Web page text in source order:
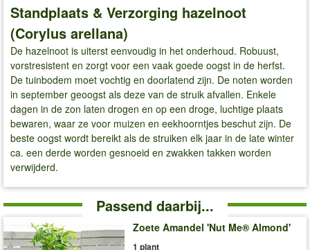
Standplaats & Verzorging hazelnoot
(Corylus arellana)
De hazelnoot is uiterst eenvoudig in het onderhoud. Robuust,
vorstresistent en zorgt voor een vaak goede oogst in de herfst.
De tuinbodem moet vochtig en doorlatend zijn. De noten worden
in september geoogst als deze van de struik afvallen. Enkele
dagen in de zon laten drogen en op een droge, luchtige plaats
bewaren, waar ze voor muizen en eekhoorntjes beschut zijn. De
beste oogst wordt bereikt als de struiken elk jaar in de late winter
ca. een derde worden gesnoeid en zwakken takken worden
verwijderd.
Passend daarbij...
Zoete Amandel 'Nut Me® Almond'
1 plant